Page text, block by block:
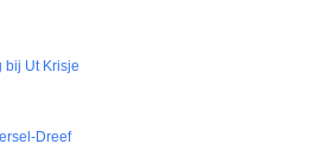
bij Ut Krisje
Dreef